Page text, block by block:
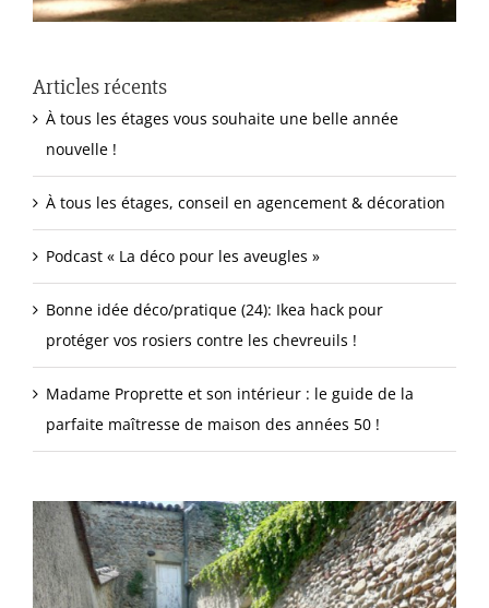
Articles récents
À tous les étages vous souhaite une belle année
nouvelle !
À tous les étages, conseil en agencement & décoration
Podcast « La déco pour les aveugles »
Bonne idée déco/pratique (24): Ikea hack pour
protéger vos rosiers contre les chevreuils !
Madame Proprette et son intérieur : le guide de la
parfaite maîtresse de maison des années 50 !